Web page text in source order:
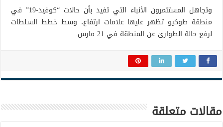
وتجاهل المستثمرون الأنباء التي تفيد بأن حالات “كوفيد-19” في
منطقة طوكيو تظهر عليها علامات ارتفاع، وسط خطط السلطات
لرفع حالة الطوارئ عن المنطقة في 21 مارس.
مقالات متعلقة